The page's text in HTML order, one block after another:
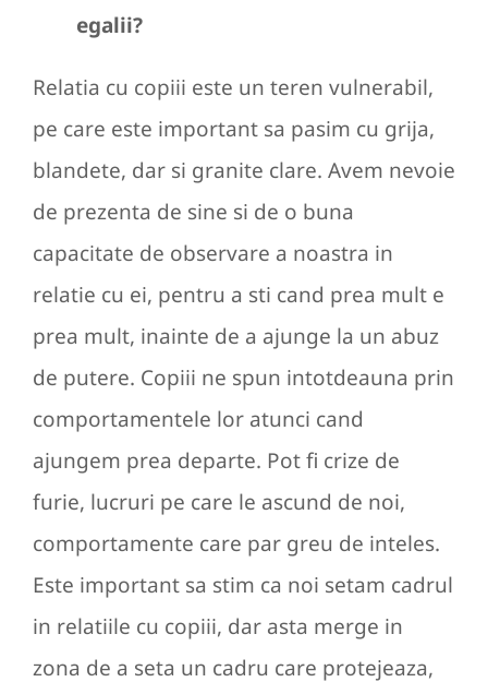
egalii?
Relatia cu copiii este un teren vulnerabil,
pe care este important sa pasim cu grija,
blandete, dar si granite clare. Avem nevoie
de prezenta de sine si de o buna
capacitate de observare a noastra in
relatie cu ei, pentru a sti cand prea mult e
prea mult, inainte de a ajunge la un abuz
de putere. Copiii ne spun intotdeauna prin
comportamentele lor atunci cand
ajungem prea departe. Pot fi crize de
furie, lucruri pe care le ascund de noi,
comportamente care par greu de inteles.
Este important sa stim ca noi setam cadrul
in relatiile cu copiii, dar asta merge in
zona de a seta un cadru care protejeaza,